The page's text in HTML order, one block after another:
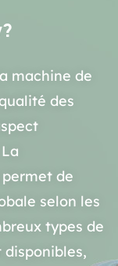
machine de
des
de
selon les
types de